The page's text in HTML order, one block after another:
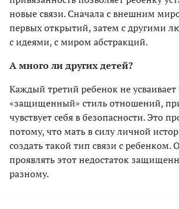
новые связи. Сначала с внешним
первых открытий, затем с другими
с идеями, с миром абстракций.
А много ли других детей?
Каждый третий ребенок не
«защищенный» стиль отношений,
чувствует себя в безопасности. Это
потому, что мать в силу личной
создать такой тип связи с ребенком.
проявлять этот недостаток
разному.